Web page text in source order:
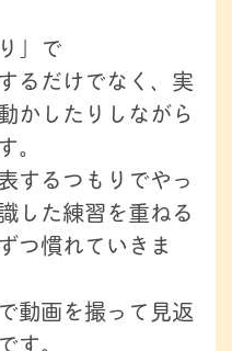
」で
るだけでなく、実
かしたりしながら
するつもりでやっ
した練習を重ねる
つ慣れていきま
動画を撮って見返
す。